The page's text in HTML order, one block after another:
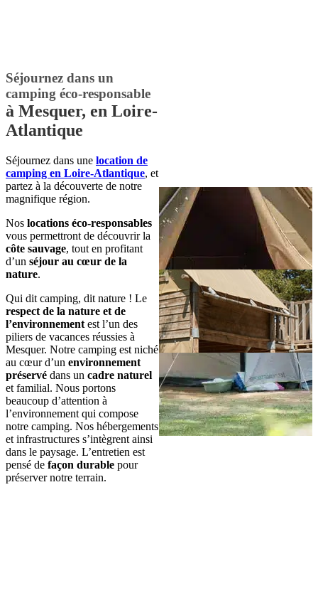
Séjournez dans un
camping éco-responsable
à Mesquer, en Loire-
Atlantique
Séjournez dans une location de
camping en Loire-Atlantique, et
partez à la découverte de notre
magnifique région.
Nos locations éco-responsables
vous permettront de découvrir la
côte sauvage, tout en profitant
d’un séjour au cœur de la
nature.
Qui dit camping, dit nature ! Le
respect de la nature et de
l’environnement est l’un des
piliers de vacances réussies à
Mesquer. Notre camping est niché
au cœur d’un environnement
préservé dans un cadre naturel
et familial. Nous portons
beaucoup d’attention à
l’environnement qui compose
notre camping. Nos hébergements
et infrastructures s’intègrent ainsi
dans le paysage. L’entretien est
pensé de façon durable pour
préserver notre terrain.